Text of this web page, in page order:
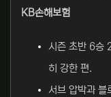
KB손해보험
시즌 초반 6승
히 강한 편.
서브 압박과 블